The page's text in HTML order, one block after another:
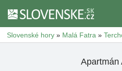
Slovenské hory » Malá Fatra »
Apartmán